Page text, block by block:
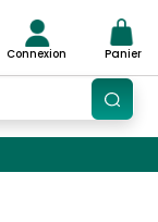
Connexion Panier